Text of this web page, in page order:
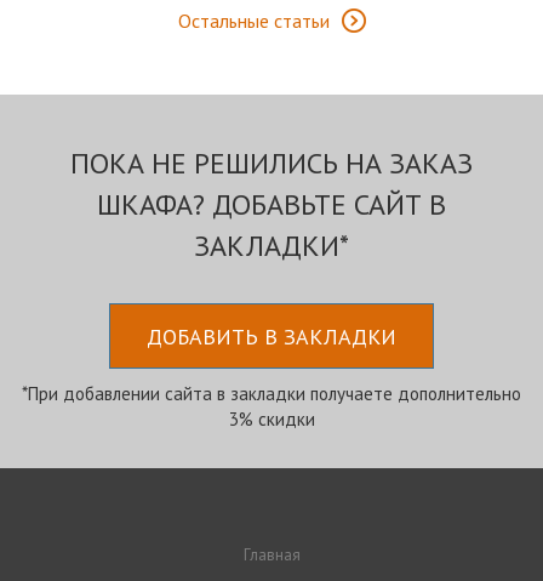
Остальные статьи
ПОКА НЕ РЕШИЛИСЬ НА ЗАКАЗ
ШКАФА? ДОБАВЬТЕ САЙТ В
ЗАКЛАДКИ*
ДОБАВИТЬ В ЗАКЛАДКИ
*При добавлении сайта в закладки получаете дополнительно
3% скидки
Главная